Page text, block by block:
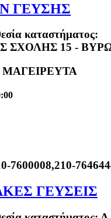
ΓΕΥΣΗΣ
καταστήματος:
ΣΧΟΛΗΣ 15 -
ΜΑΓΕΙΡΕΥΤΑ
7600008,210-
ΓΕΥΣΕΙΣ